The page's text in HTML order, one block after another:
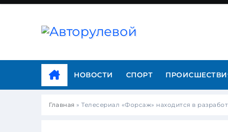
НОВОСТИ СПОРТ
Главная » Телесериал «Форсаж» находится в